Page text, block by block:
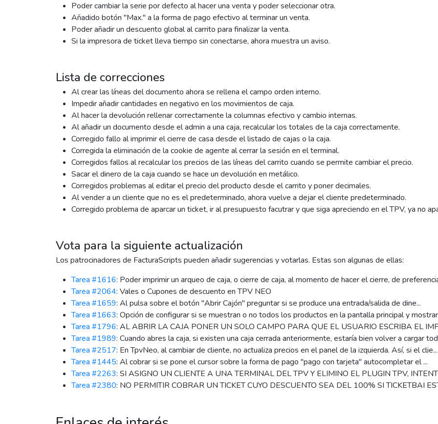
Poder cambiar la serie por defecto al hacer una venta y poder seleccionar otra.
Añadido botón "Max." a la forma de pago efectivo al terminar un venta.
Poder añadir un descuento global al carrito para finalizar la venta.
Si la impresora de ticket lleva tiempo sin conectarse, ahora muestra un aviso.
Lista de correcciones
Al crear las líneas del documento ahora se rellena el campo orden interno.
Impedir añadir cantidades en negativo en los movimientos de caja.
Al hacer la devolución rellenar correctamente la columnas efectivo y cambio internas.
Al añadir un documento desde el admin a una caja, recalcular los totales de la caja correctamente.
Corregido fallo al imprimir el cierre de casa desde el listado de cajas o la caja.
Corregida la eliminación de la cookie de agente al cerrar la sesión en el terminal.
Corregidos fallos al recalcular los precios de las líneas del carrito cuando se permite cambiar el precio.
Sacar el dinero de la caja cuando se hace un devolución en metálico.
Corregidos problemas al editar el precio del producto desde el carrito y poner decimales.
Al vender a un cliente que no es el predeterminado, ahora vuelve a dejar el cliente predeterminado.
Corregido problema de aparcar un ticket, ir al presupuesto facutrar y que siga apreciendo en el TPV, ya no
Vota para la siguiente actualización
Los patrocinadores de FacturaScripts pueden añadir sugerencias y votarlas. Estas son algunas de ellas:
Tarea #1616: Poder imprimir un arqueo de caja, o cierre de caja, al momento de hacer el cierre, de
Tarea #2064: Vales o Cupones de descuento en TPV NEO
Tarea #1659: Al pulsa sobre el botón "Abrir Cajón" preguntar si se produce una entrada/salida de dine...
Tarea #1663: Opción de configurar si se muestran o no todos los productos en la pantalla principal y mostrar
Tarea #1796: AL ABRIR LA CAJA PONER UN SOLO CAMPO PARA QUE EL USUARIO ESCRIBA EL
Tarea #1989: Cuando abres la caja, si existen una caja cerrada anteriormente, estaría bien volver a cargar
Tarea #2517: En TpvNeo, al cambiar de cliente, no actualiza precios en el panel de la izquierda. Así, si el clie...
Tarea #1445: Al cobrar si se pone el cursor sobre la forma de pago "pago con tarjeta" autocompletar el ...
Tarea #2263: SI ASIGNO UN CLIENTE A UNA TERMINAL DEL TPV Y ELIMINO EL PLUGIN TPV,
Tarea #2380: NO PERMITIR COBRAR UN TICKET CUYO DESCUENTO SEA DEL 100% SI TICKETBAI